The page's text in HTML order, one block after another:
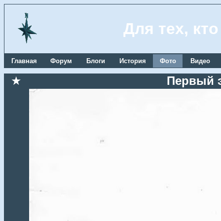
Для тех,
Главная Форум Блоги История Фото Видео
★ Первый